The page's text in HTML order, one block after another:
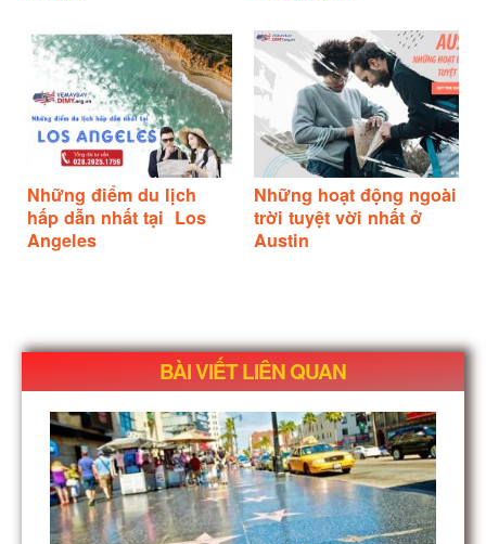
Những điểm du lịch
hấp dẫn nhất tại Los
Angeles
Những hoạt động ngoài
trời tuyệt vời nhất ở
Austin
BÀI VIẾT LIÊN QUAN